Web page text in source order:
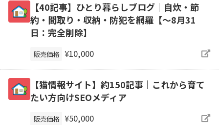
【40記事】ひとり暮らしブログ｜自炊・節
約・間取り・収納・防犯を網羅【～8月31
日：完全削除】
販売価格 ¥10,000
【猫情報サイト】約150記事｜これから育て
たい方向けSEOメディア
販売価格 ¥50,000